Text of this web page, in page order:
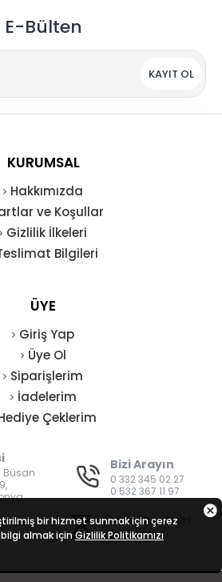
E-Bülten
KAYIT OL
KURUMSAL
Hakkımızda
ve Koşullar
Gizlilik İlkeleri
Bilgileri
ÜYE
Giriş Yap
Üye Ol
Siparişlerim
İadelerim
Çeklerim
Büsan
Bizi Arayın
0 332 345 02 27
0 532 367 11 97
Mesai Saatleri
08:00 - 19:00
bir hizmet sunmak için çerez
bilgi almak için Gizlilik Politikamızı